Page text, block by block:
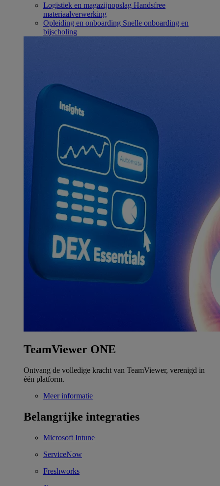
Logistiek en magazijnopslag Handsfree
materiaalverwerking
Opleiding en onboarding Snelle onboarding en
bijscholing
TeamViewer ONE
Ontvang de volledige kracht van TeamViewer, verenigd in
één platform.
Meer informatie
Belangrijke integraties
Microsoft Intune
ServiceNow
Freshworks